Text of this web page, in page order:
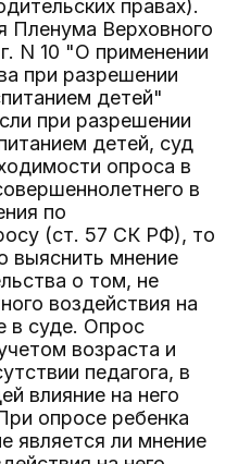
правах).
Пленума Верховного
N 10 "О применении
при разрешении
детей"
при разрешении
детей, суд
опроса в
в
по
(ст. 57 СК РФ), то
выяснить мнение
о том, не
воздействия на
в суде. Опрос
возраста и
педагога, в
влияние на него
опросе ребенка
является ли мнение